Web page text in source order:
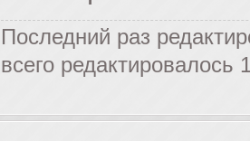
Последний раз
всего редактировалось